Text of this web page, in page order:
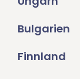
Bulgarien
Finnland